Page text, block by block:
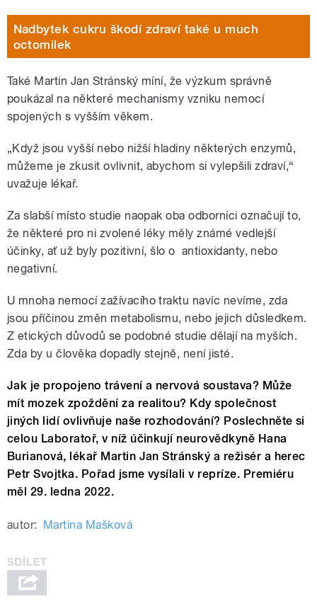
Nadbytek cukru škodí zdraví také u much
octomilek
Také Martin Jan Stránský míní, že výzkum správně
poukázal na některé mechanismy vzniku nemocí
spojených s vyšším věkem.
„Když jsou vyšší nebo nižší hladiny některých enzymů,
můžeme je zkusit ovlivnit, abychom si vylepšili zdraví,“
uvažuje lékař.
Za slabší místo studie naopak oba odborníci označují to,
že některé pro ni zvolené léky měly známé vedlejší
účinky, ať už byly pozitivní, šlo o antioxidanty, nebo
negativní.
U mnoha nemocí zažívacího traktu navíc nevíme, zda
jsou příčinou změn metabolismu, nebo jejich důsledkem.
Z etických důvodů se podobné studie dělají na myších.
Zda by u člověka dopadly stejně, není jisté.
Jak je propojeno trávení a nervová soustava? Může
mít mozek zpoždění za realitou? Kdy společnost
jiných lidí ovlivňuje naše rozhodování? Poslechněte si
celou Laboratoř, v níž účinkují neurovědkyně Hana
Burianová, lékař Martin Jan Stránský a režisér a herec
Petr Svojtka. Pořad jsme vysílali v repríze. Premiéru
měl 29. ledna 2022.
autor: Martina Mašková